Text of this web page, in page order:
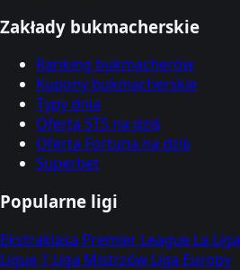
Zakłady bukmacherskie
Ranking bukmacherów
Kupony bukmacherskie
Typy dnia
Oferta STS na dziś
Oferta Fortuna na dziś
Superbet
Popularne ligi
Ekstraklasa Premier League La Liga
Ligue 1 Liga Mistrzów Liga Europy